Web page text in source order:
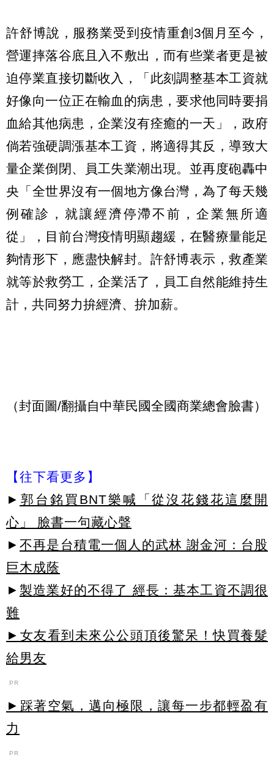
許舒博說，服務業受到疫情重創3個月至今，
營運摔落谷底且入不敷出，而有些業者更是被
迫停業直接切斷收入，「此刻調整基本工資就
好像向一位正在輸血的病患，要求他同時要捐
血給其他病患，企業沒有痊癒的一天」，政府
倘若強硬調漲基本工資，將適得其反，導致大
量企業倒閉、員工失業潮出現。並再度砲轟中
央「全世界沒有一個地方像台灣，為了每天幾
例確診，就讓經濟停滯不前，企業無所適
從」，目前台灣疫情明顯趨緩，在醫療量能足
夠情形下，應盡快解封。許舒博表示，救產業
就等於救勞工，企業活了，員工自然能維持生
計，共同努力拚經濟、拚加薪。
（封面圖/翻攝自中華民國全國商業總會臉書）
【往下看更多】
► 郭台銘買BNT樂喊「從沒花錢花這麼開
心」 臉書一句藏心聲
► 不再是台積電一個人的武林 謝金河：台股
巨木成蔭
► 製造業好的不得了 經長：基本工資不調很
難
►女友看到未來公公頭頂後驚呆！快買養髮
給男友
PR
►踩著空氣，邁向極限，讓每一步都輕盈有
力
PR